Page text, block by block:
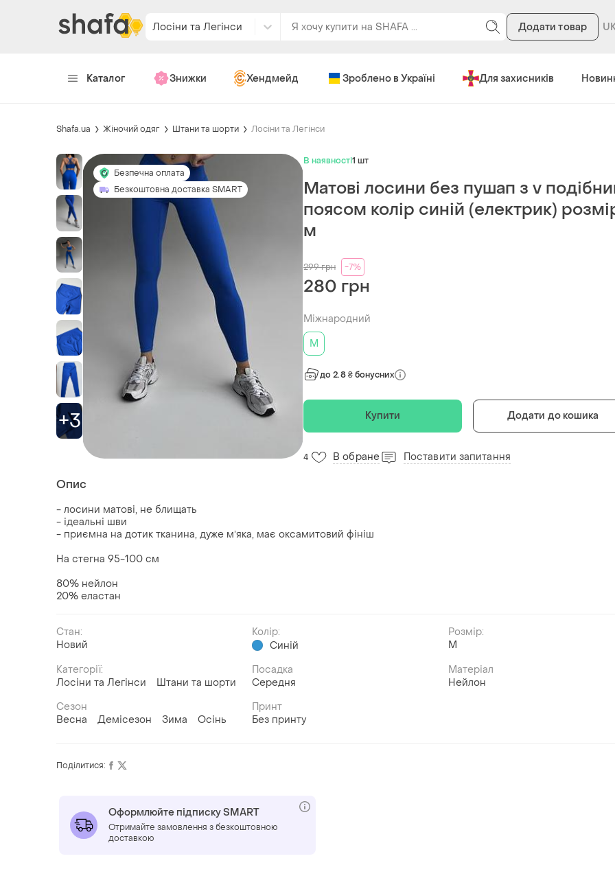
Лосіни та Легінси Додати товар
Каталог Знижки Хендмейд Зроблено в Україні Для захисників
Shafa.ua Жіночий одяг Штани та шорти Лосіни та Легінси
+3
Безпечна оплата
Безкоштовна доставка SMART
В наявності1 шт
Матові лосини без пушап з v
поясом колір синій (електрик)
м
299грн -7%
280 грн
Міжнародний
M
до 2.8 ₴ бонусних
Купити Додати до кошика
4 В обране Поставити запитання
Опис
- лосини матові, не блищать
- ідеальні шви
- приємна на дотик тканина, дуже мʼяка, має оксамитовий фініш
На стегна 95-100 см
80% нейлон
20% еластан
Стан:
Новий
Колір:
Синій
Розмір:
M
Категорії:
Лосіни та Легінси
Штани та шорти
Посадка
Середня
Матеріал
Нейлон
Сезон
Весна
Демісезон Зима Осінь
Принт
Без принту
Поділитися:
Оформлюйте підписку SMART
Отримайте замовлення з безкоштовною
доставкою